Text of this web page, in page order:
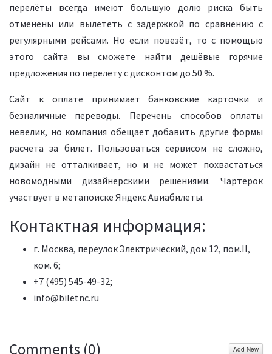
перелёты всегда имеют большую долю риска быть
отменены или вылететь с задержкой по сравнению с
регулярными рейсами. Но если повезёт, то с помощью
этого сайта вы сможете найти дешёвые горячие
предложения по перелёту с дисконтом до 50 %.
Сайт к оплате принимает банковские карточки и
безналичные переводы. Перечень способов оплаты
невелик, но компания обещает добавить другие формы
расчёта за билет. Пользоваться сервисом не сложно,
дизайн не отталкивает, но и не может похвастаться
новомодными дизайнерскими решениями. Чартерок
участвует в метапоиске Яндекс Авиабилеты.
Контактная информация:
г. Москва, переулок Электрический, дом 12, пом.II,
ком. 6;
+7 (495) 545-49-32;
info@biletnc.ru
Comments (0) Add New